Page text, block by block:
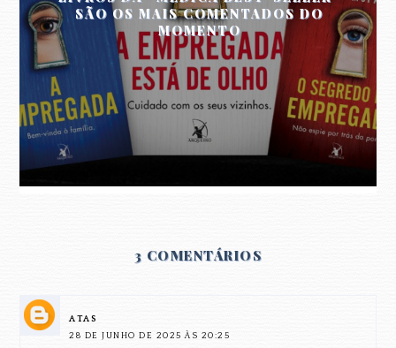
SÃO OS MAIS COMENTADOS DO
MOMENTO
3 COMENTÁRIOS
ATAS
28 DE JUNHO DE 2025 ÀS 20:25